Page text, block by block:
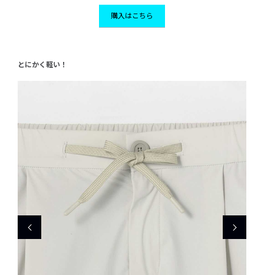
購入はこちら
とにかく軽い！